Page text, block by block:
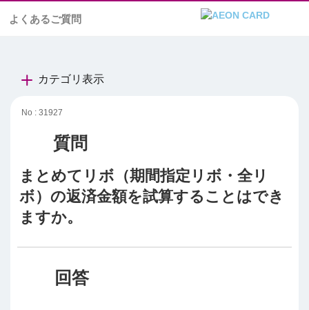
よくあるご質問
カテゴリ表示
No : 31927
まとめてリボ（期間指定リボ・全リ
ボ）の返済金額を試算することはでき
ますか。